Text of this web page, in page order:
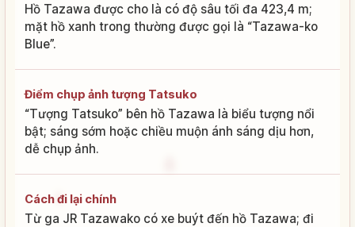
Hồ Tazawa được cho là có độ sâu tối đa 423,4 m;
mặt hồ xanh trong thường được gọi là “Tazawa-ko
Blue”.
Điểm chụp ảnh tượng Tatsuko
“Tượng Tatsuko” bên hồ Tazawa là biểu tượng nổi
bật; sáng sớm hoặc chiều muộn ánh sáng dịu hơn,
dễ chụp ảnh.
Cách đi lại chính
Từ ga JR Tazawako có xe buýt đến hồ Tazawa; đi